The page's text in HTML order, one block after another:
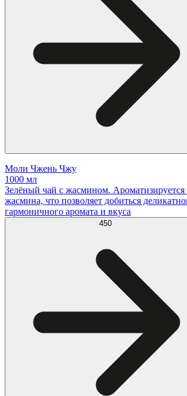
Моли Чжень Чжу
1000 мл
Зелёный чай с жасмином. Ароматизируется
жасмина, что позволяет добиться
гармоничного аромата и вкуса
450